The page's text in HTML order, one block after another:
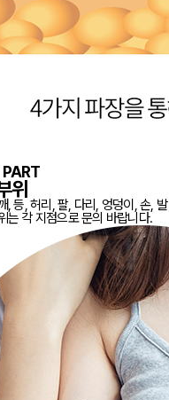
위
, 등, 허리, 팔, 다리, 엉덩이, 손, 발
는 각 지점으로 문의 바랍니다.